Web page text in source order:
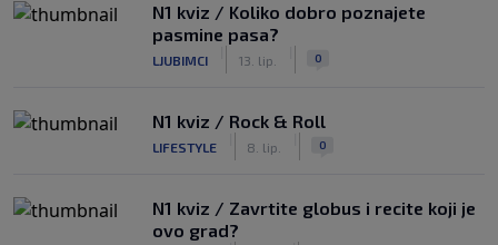
N1 kviz / Koliko dobro poznajete
pasmine pasa?
LJUBIMCI 13. lip. 0
N1 kviz / Rock & Roll
LIFESTYLE 8. lip. 0
N1 kviz / Zavrtite globus i recite koji je
ovo grad?